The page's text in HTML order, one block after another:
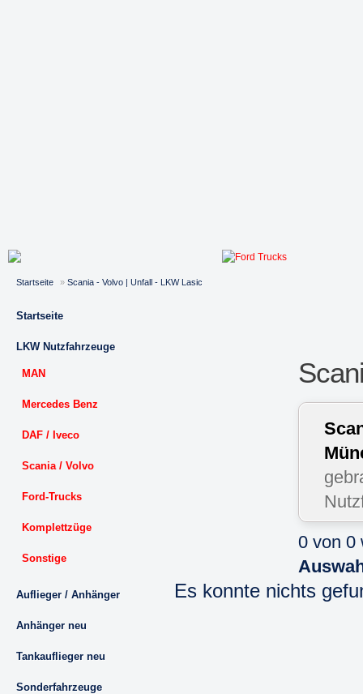
Startseite » Scania - Volvo | Unfall - LKW Lasic
Startseite
LKW Nutzfahrzeuge
MAN
Mercedes Benz
DAF / Iveco
Scania / Volvo
Ford-Trucks
Komplettzüge
Sonstige
Auflieger / Anhänger
Anhänger neu
Tankauflieger neu
Sonderfahrzeuge
0 von 0
Es konnte nichts